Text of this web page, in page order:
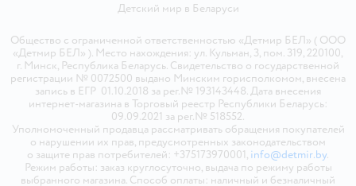
Детский мир в Беларуси
Общество с ограниченной ответственностью «Детмир БЕЛ» ( ООО
«Детмир БЕЛ» ). Место нахождения: ул. Кульман, 3, пом. 319, 220100,
г. Минск, Республика Беларусь. Свидетельство о государственной
регистрации № 0072500 выдано Минским горисполкомом, внесена
запись в ЕГР 01.10.2018 за рег.№ 193143448. Дата внесения
интернет-магазина в Торговый реестр Республики Беларусь:
09.09.2021 за рег.№ 518552.
Уполномоченный продавца рассматривать обращения покупателей
о нарушении их прав, предусмотренных законодательством
о защите прав потребителей: +375173970001, info@detmir.by.
Режим работы: заказ круглосуточно, выдача по режиму работы
выбранного магазина. Способ оплаты: наличный и безналичный